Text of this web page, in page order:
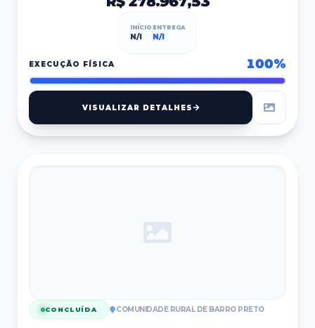
INÍCIO
N/I
ENTREGA
N/I
EXECUÇÃO FÍSICA 100%
VISUALIZAR DETALHES
CONCLUÍDA COMUNIDADE RURAL DE BARRO PRETO